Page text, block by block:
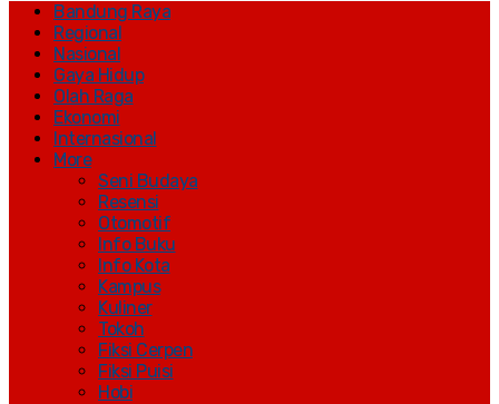
Bandung Raya
Regional
Nasional
Gaya Hidup
Olah Raga
Ekonomi
Internasional
More
Seni Budaya
Resensi
Otomotif
Info Buku
Info Kota
Kampus
Kuliner
Tokoh
Fiksi Cerpen
Fiksi Puisi
Hobi